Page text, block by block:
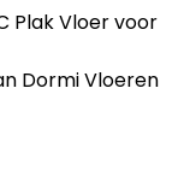
Plak Vloer voor
Dormi Vloeren